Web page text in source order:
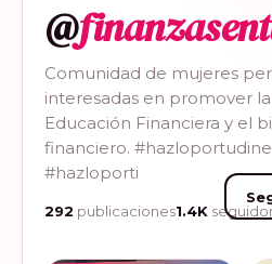
@
Comunidad de mujeres
interesadas en promover la
Educación Financiera y el
financiero.
#hazloporti
292 publicaciones1.4K